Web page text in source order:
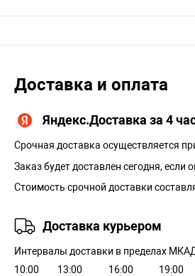
Доставка и оплата
Яндекс.Доставка за 4
Срочная доставка осуществляется
Заказ будет доставлен сегодня, если
Стоимость срочной доставки
Доставка курьером
Интервалы доставки в пределах
10:00
13:00 16:00 19:00